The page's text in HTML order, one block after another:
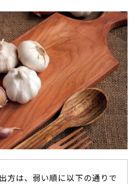
方は、弱い順に以下の通りで